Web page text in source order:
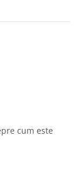
cum este